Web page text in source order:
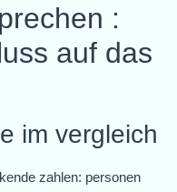
:
auf das
im vergleich
zahlen: personen